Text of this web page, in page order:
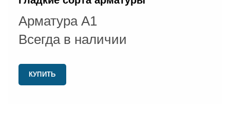
Арматура А1
Всегда в наличии
КУПИТЬ